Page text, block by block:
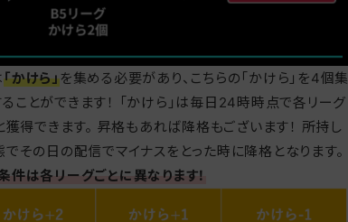
「かけら」を集める必要があり、こちらの「かけら」を4個集
ことができます！ 「かけら」は毎日24時時点で各リーグ
得できます。 昇格もあれば降格もございます！ 所持し
でその日の配信でマイナスをとった時に降格となります。
件は各リーグごとに異なります！